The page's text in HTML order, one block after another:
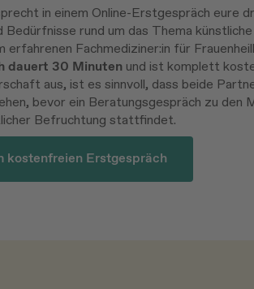
in einem Online-Erstgespräch eure
Bedürfnisse rund um das Thema
Fachmediziner:in für
dauert 30 Minutenund ist komplett
aus, ist es sinnvoll, dass beide
bevor ein Beratungsgespräch zu den
Befruchtung stattfindet.
kostenfreien Erstgespräch